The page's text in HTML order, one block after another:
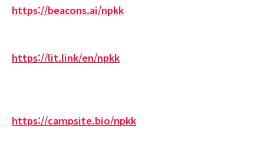
https://beacons.ai/npkk
https://lit.link/en/npkk
https://campsite.bio/npkk